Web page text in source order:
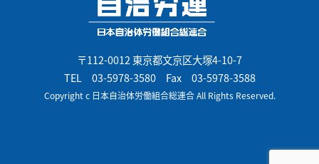
〒112-0012 東京都文京区大塚4-10-7
TEL 03-5978-3580Fax 03-5978-3588
Copyright c 日本自治体労働組合総連合 All Rights Reserved.